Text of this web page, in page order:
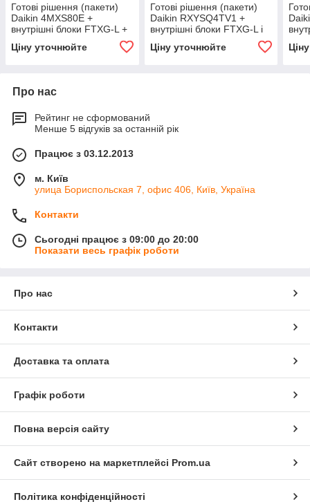
Готові рішення (пакети)
Daikin 4MXS80E +
внутрішні блоки FTXG-L +
Ціну уточнюйте
Готові рішення (пакети)
Daikin RXYSQ4TV1 +
внутрішні блоки FTXG-L і
Ціну уточнюйте
Про нас
Рейтинг не сформований
Менше 5 відгуків за останній рік
Працює з 03.12.2013
м. Київ
улица Бориспольская 7, офис 406, Київ, Україна
Контакти
Сьогодні працює з 09:00 до 20:00
Показати весь графік роботи
Про нас
Контакти
Доставка та оплата
Графік роботи
Повна версія сайту
Сайт створено на маркетплейсі Prom.ua
Політика конфіденційності